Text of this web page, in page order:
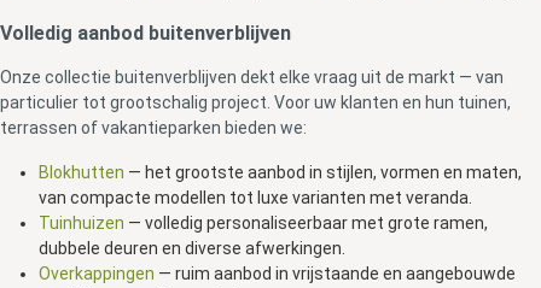
Volledig aanbod buitenverblijven
Onze collectie buitenverblijven dekt elke vraag uit de markt — van
particulier tot grootschalig project. Voor uw klanten en hun tuinen,
terrassen of vakantieparken bieden we:
Blokhutten — het grootste aanbod in stijlen, vormen en maten,
van compacte modellen tot luxe varianten met veranda.
Tuinhuizen — volledig personaliseerbaar met grote ramen,
dubbele deuren en diverse afwerkingen.
Overkappingen — ruim aanbod in vrijstaande en aangebouwde